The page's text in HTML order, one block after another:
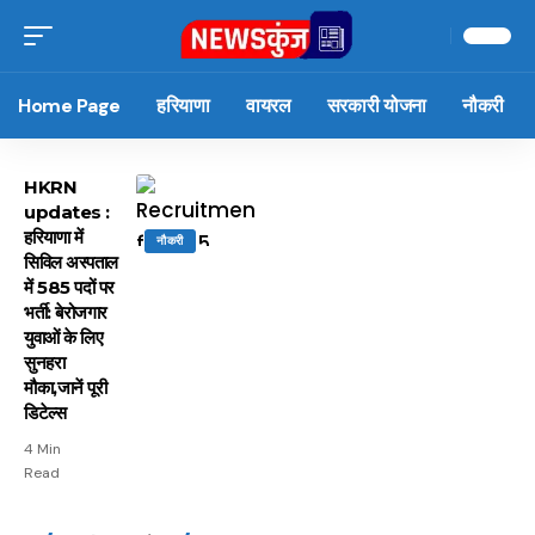
Home Page हरियाणा वायरल सरकारी योजना नौकरी
नौकरी
HKRN
updates :
हरियाणा में
सिविल अस्पताल
में 585 पदों पर
भर्ती: बेरोजगार
युवाओं के लिए
सुनहरा
मौका,जानें पूरी
डिटेल्स
4 Min
Read
15 नवंबर से लागू होंगे